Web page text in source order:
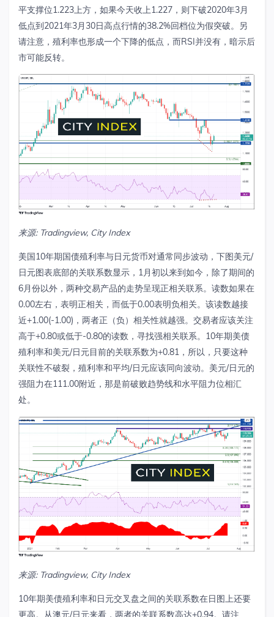
平支撑位1.223上方，如果今天收上1.227，则下破2020年3月
低点到2021年3月30日高点行情的38.2%回档位为假突破。另
请注意，殖利率也形成一个下降的低点，而RSI并没有，暗示后
市可能反转。
来源: Tradingview, City Index
美国10年期国债殖利率与日元货币对通常同步波动，下图美元/
日元图表底部的关联系数显示，1月初以来到如今，除了期间的
6月份以外，两种交易产品的走势呈现正相关联系。读数如果在
0.00左右，表明正相关，而低于0.00表明负相关。该读数越接
近+1.00(-1.00)，两者正（负）相关性就越强。交易者应该关注
高于+0.80或低于-0.80的读数，寻找强相关联系。10年期美债
殖利率和美元/日元目前的关联系数为+0.81，所以，只要这种
关联性不破裂，殖利率和平均/日元应该同向波动。美元/日元的
强阻力在111.00附近，那是前破败趋势线和水平阻力位相汇
处。
来源: Tradingview, City Index
10年期美债殖利率和日元交叉盘之间的关联系数在日图上还要